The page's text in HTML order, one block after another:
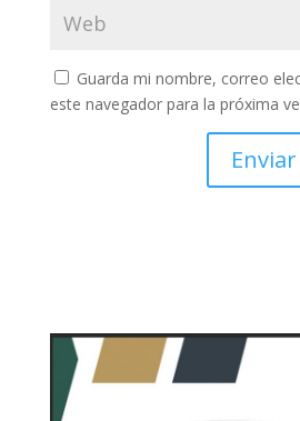
Guarda mi nombre, correo
este navegador para la próxima